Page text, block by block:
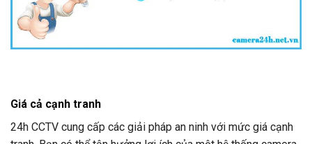
Giá cả cạnh tranh
24h CCTV cung cấp các giải pháp an ninh với mức giá cạnh